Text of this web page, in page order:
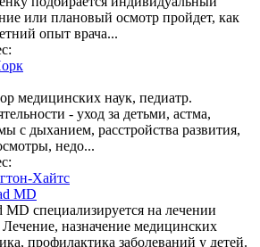
или плановый осмотр пройдет, как
опыт врача...
медицинских наук, педиатр.
- уход за детьми, астма,
с дыханием, расстройства развития,
недо...
Хайтс
MD
специализируется на лечении
Лечение, назначение медицинских
профилактика заболеваний у детей.